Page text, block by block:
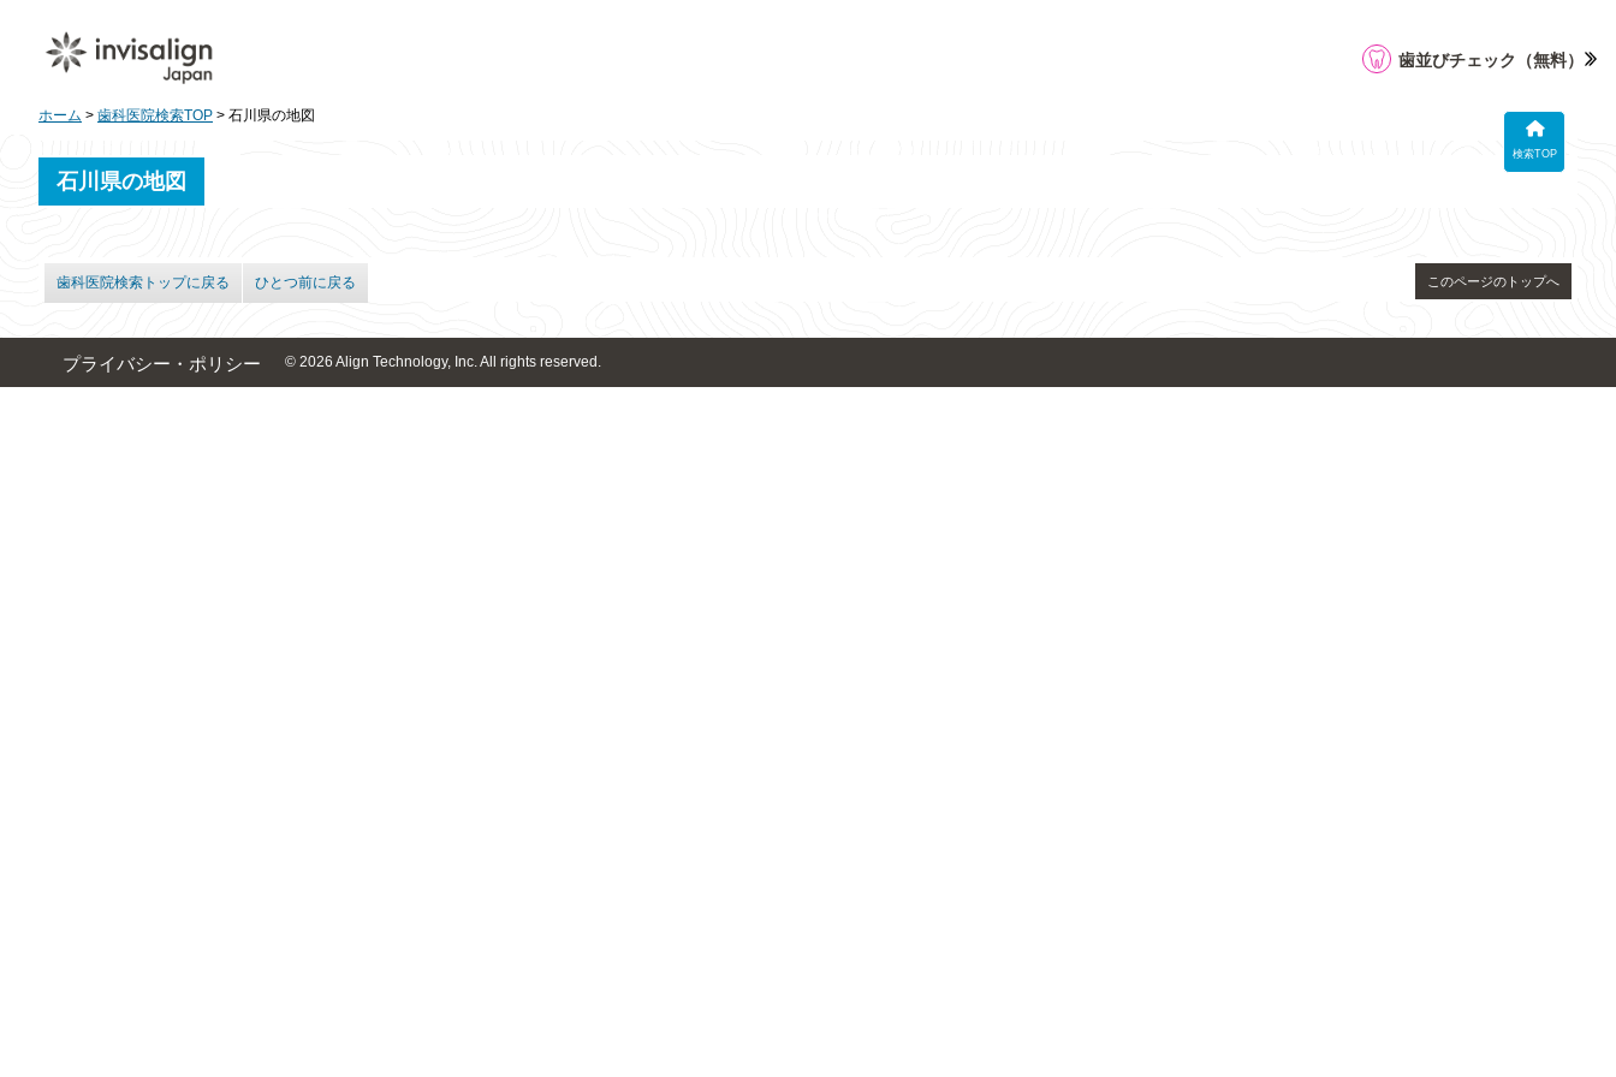
検索TOP
歯並びチェック （無料）
ホーム > 歯科医院検索TOP > 石川県の地図
石川県の地図
歯科医院検索トップに戻る ひとつ前に戻る このページのトップへ
プライバシー・ポリシー © 2026 Align Technology, Inc. All rights reserved.